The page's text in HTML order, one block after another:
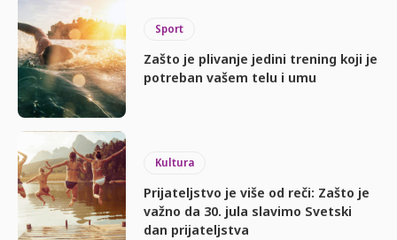
Sport
Zašto je plivanje jedini trening koji je
potreban vašem telu i umu
Kultura
Prijateljstvo je više od reči: Zašto je
važno da 30. jula slavimo Svetski
dan prijateljstva